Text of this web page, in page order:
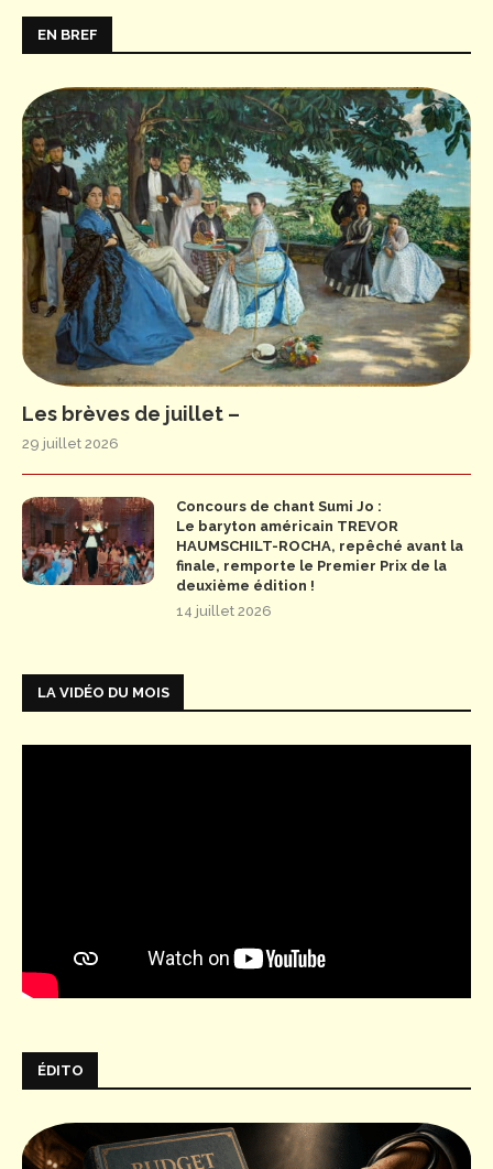
EN BREF
Les brèves de juillet –
29 juillet 2026
Concours de chant Sumi Jo :
Le baryton américain TREVOR
HAUMSCHILT-ROCHA, repêché avant la
finale, remporte le Premier Prix de la
deuxième édition !
14 juillet 2026
LA VIDÉO DU MOIS
ÉDITO